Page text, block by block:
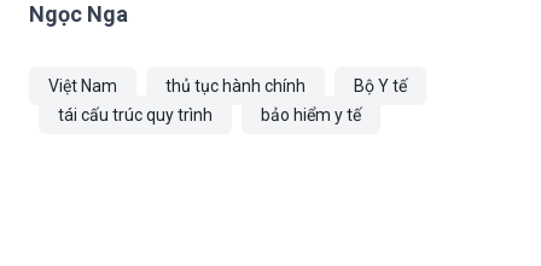
Ngọc Nga
Việt Nam thủ tục hành chính
Bộ Y tế
tái cấu trúc quy trình
bảo hiểm y tế